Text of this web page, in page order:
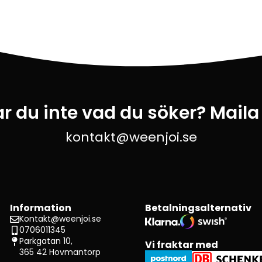
du inte vad du söker?
kontakt@weenjoi.se
Information
Kontakt@weenjoi.se
0706011345
Parkgatan 10,
365 42 Hovmantorp
Betalningsalternativ
Vi fraktar med